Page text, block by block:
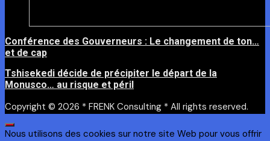
Conférence des Gouverneurs : Le changement de ton…
et de cap
Tshisekedi décide de précipiter le départ de la
Monusco… au risque et péril
Copyright © 2026 * FRENK Consulting * All rights reserved.
Nous utilisons des cookies sur notre site Web pour vous offrir